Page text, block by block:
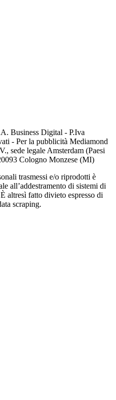
Business Digital - P.Iva
- Per la pubblicità Mediamond
sede legale Amsterdam (Paesi
Cologno Monzese (MI)
trasmessi e/o riprodotti è
all’addestramento di sistemi di
altresì fatto divieto espresso di
scraping.